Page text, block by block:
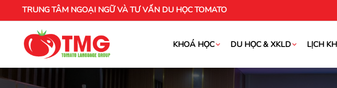
TRUNG TÂM NGOẠI NGỮ VÀ TƯ VẤN DU HỌC TOMATO
KHOÁ HỌC DU HỌC & XKLD LỊCH